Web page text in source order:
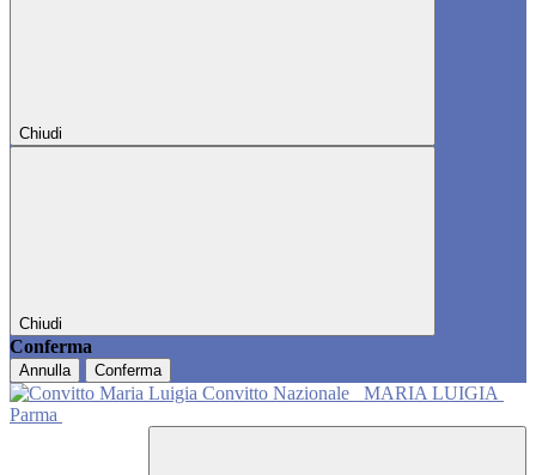
Chiudi
Chiudi
Conferma
Annulla Conferma
Convitto Nazionale
MARIA LUIGIA
Parma